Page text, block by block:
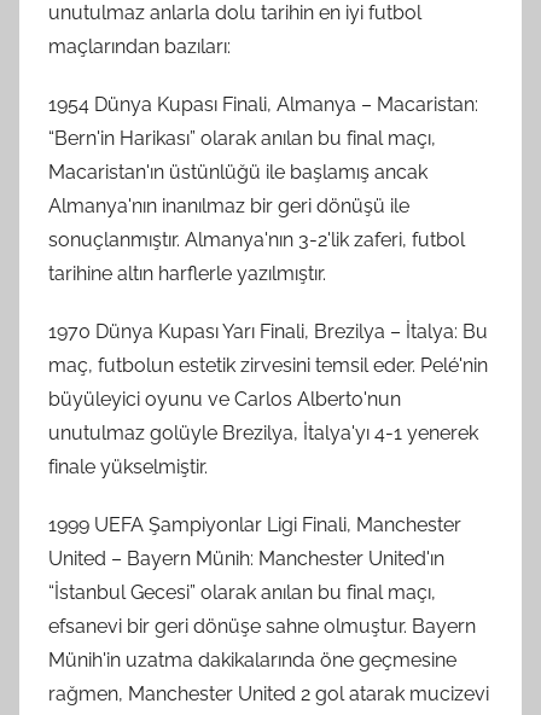
unutulmaz anlarla dolu tarihin en iyi futbol
maçlarından bazıları:
1954 Dünya Kupası Finali, Almanya – Macaristan:
“Bern'in Harikası” olarak anılan bu final maçı,
Macaristan'ın üstünlüğü ile başlamış ancak
Almanya'nın inanılmaz bir geri dönüşü ile
sonuçlanmıştır. Almanya'nın 3-2'lik zaferi, futbol
tarihine altın harflerle yazılmıştır.
1970 Dünya Kupası Yarı Finali, Brezilya – İtalya: Bu
maç, futbolun estetik zirvesini temsil eder. Pelé'nin
büyüleyici oyunu ve Carlos Alberto'nun
unutulmaz golüyle Brezilya, İtalya'yı 4-1 yenerek
finale yükselmiştir.
1999 UEFA Şampiyonlar Ligi Finali, Manchester
United – Bayern Münih: Manchester United'ın
“İstanbul Gecesi” olarak anılan bu final maçı,
efsanevi bir geri dönüşe sahne olmuştur. Bayern
Münih'in uzatma dakikalarında öne geçmesine
rağmen, Manchester United 2 gol atarak mucizevi